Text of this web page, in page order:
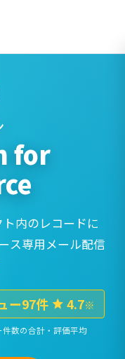
for
内のレコードに
ス専用メール配信
ー97件 star 4.7※
件数の合計・評価平均